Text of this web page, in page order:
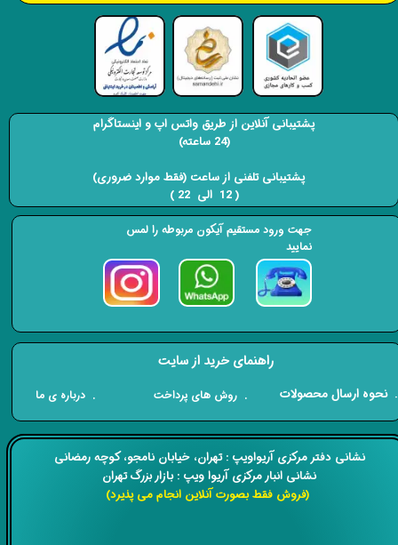
​​نشانی دفتر مرکزی آریواویپ : تهران، خیابان نامجو،کوچه رمضانی
نشانی انبار مرکزی آریوا ویپ : بازار بزرگ تهران
(فروش فقط بصورت آنلاین انجام می پذیرد)
راهنمای خرید از سایت
​. نحوه ارسال محصولات . روش های پرداخت . درباره ی ما
پشتیبانی آنلاین از طریق واتس اپ و اینستاگرام
(24 ساعته)
​​​​​​​ پشتیبانی تلفنی از ساعت (فقط موارد ضروری)
( 12 الی 22 ) ​​​​​​​
جهت ورود مستقیم آیکون مربوطه را لمس
نمایید